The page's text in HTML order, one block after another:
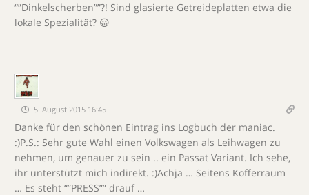
“”Dinkelscherben””?! Sind glasierte Getreideplatten etwa die
lokale Spezialität? 😀
5. August 2015 16:45
Danke für den schönen Eintrag ins Logbuch der maniac.
:)P.S.: Sehr gute Wahl einen Volkswagen als Leihwagen zu
nehmen, um genauer zu sein .. ein Passat Variant. Ich sehe,
ihr unterstützt mich indirekt. :)Achja … Seitens Kofferraum
… Es steht “”PRESS”” drauf …